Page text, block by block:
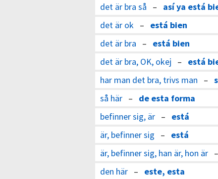
det är bra så – así ya está
det är ok – está bien
det är bra – está bien
det är bra, OK, okej – está
har man det bra, trivs man –
så här – de esta forma
befinner sig, är – está
är, befinner sig – está
är, befinner sig, han är, hon är
den här – este, esta